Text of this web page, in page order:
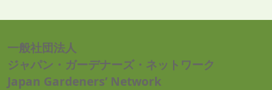
一般社団法人
ジャパン・ガーデナーズ・ネットワーク
Japan Gardeners’ Network